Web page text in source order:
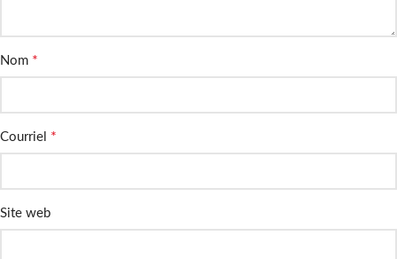
Nom *
Courriel *
Site web